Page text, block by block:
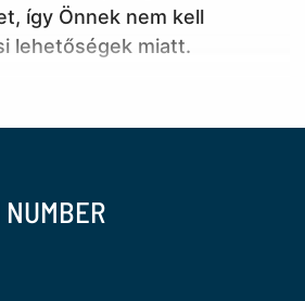
így Önnek nem kell
lehetőségek miatt.
kertkapcsolatos
társaságok számára. A
hangulatvilágítással és a
NUMBER